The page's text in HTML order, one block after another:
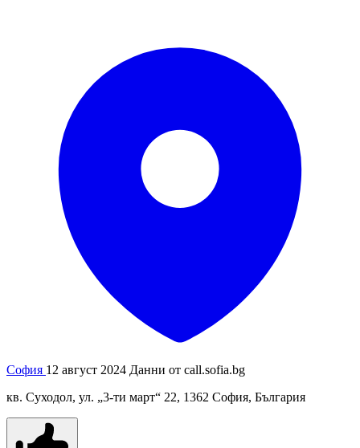
София 12 август 2024 Данни от call.sofia.bg
кв. Суходол, ул. „3-ти март“ 22, 1362 София, България